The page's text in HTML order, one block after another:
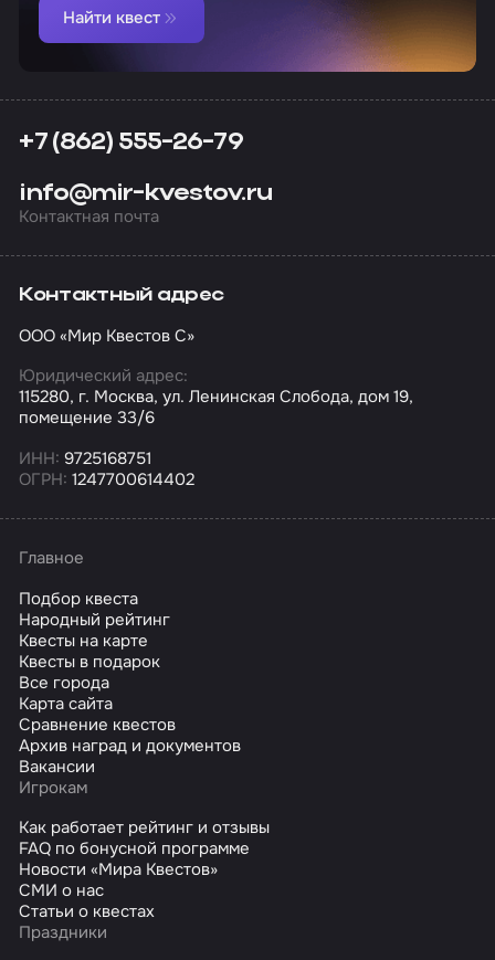
Найти квест
+7 (862) 555-26-79
info@mir-kvestov.ru
Контактная почта
Контактный адрес
ООО «Мир Квестов С»
Юридический адрес:
115280, г. Москва, ул. Ленинская Слобода, дом 19,
помещение 33/6
ИНН: 9725168751
ОГРН: 1247700614402
Главное
Подбор квеста
Народный рейтинг
Квесты на карте
Квесты в подарок
Все города
Карта сайта
Сравнение квестов
Архив наград и документов
Вакансии
Игрокам
Как работает рейтинг и отзывы
FAQ по бонусной программе
Новости «Мира Квестов»
СМИ о нас
Статьи о квестах
Праздники